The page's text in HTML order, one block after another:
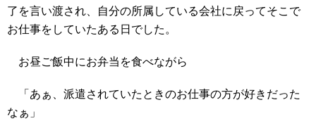
了を言い渡され、自分の所属している会社に戻ってそこで
お仕事をしていたある日でした。
お昼ご飯中にお弁当を食べながら
「あぁ、派遣されていたときのお仕事の方が好きだった
なぁ」